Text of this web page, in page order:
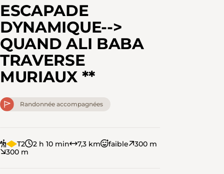
ESCAPADE
DYNAMIQUE-->
QUAND ALI BABA
TRAVERSE
MURIAUX **
Randonnée accompagnées
T2 2 h 10 min 7,3 km faible
300 m
300 m